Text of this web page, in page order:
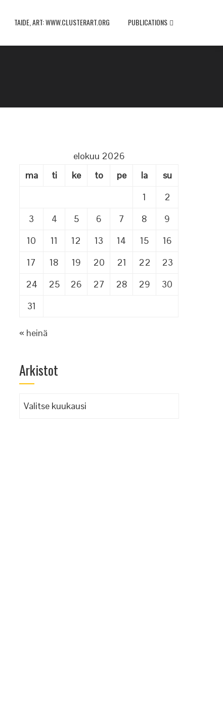
TAIDE, ART: WWW.CLUSTERART.ORG PUBLICATIONS
elokuu 2026
ma
ti ke to pe la
su
1
2
3
4 5 6 7 8
9
10
11 12 13 14 15
16
17
18 19 20 21 22
23
24
25 26 27 28 29
30
31
« heinä
Arkistot
Arkistot